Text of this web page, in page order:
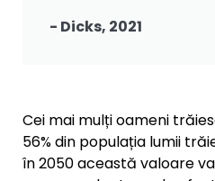
- Dicks, 2021
Cei mai mulți oameni
56% din populația lumii
în 2050 această valoare